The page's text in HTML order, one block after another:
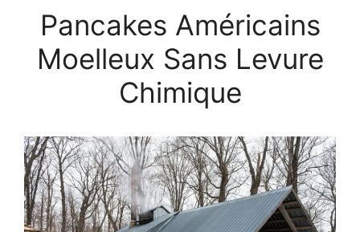
Pancakes Américains
Moelleux Sans Levure
Chimique